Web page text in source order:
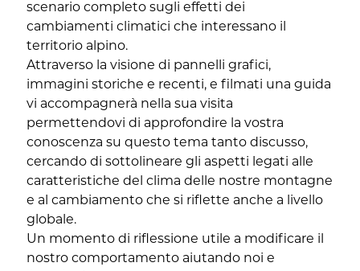
scenario completo sugli effetti dei
cambiamenti climatici che interessano il
territorio alpino.
Attraverso la visione di pannelli grafici,
immagini storiche e recenti, e filmati una guida
vi accompagnerà nella sua visita
permettendovi di approfondire la vostra
conoscenza su questo tema tanto discusso,
cercando di sottolineare gli aspetti legati alle
caratteristiche del clima delle nostre montagne
e al cambiamento che si riflette anche a livello
globale.
Un momento di riflessione utile a modificare il
nostro comportamento aiutando noi e